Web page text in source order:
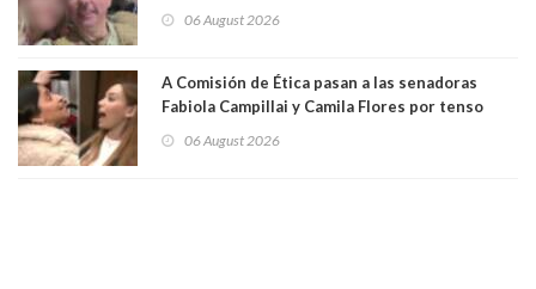
al "ring raja". Se trata de Andrés Arrieta y la
06 August 2026
A Comisión de Ética pasan a las senadoras
Fabiola Campillai y Camila Flores por tenso
06 August 2026